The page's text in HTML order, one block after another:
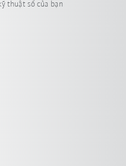
thuật số của bạn